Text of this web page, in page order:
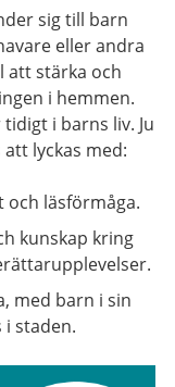
sig till barn
eller andra
att stärka och
i hemmen.
i barns liv. Ju
lyckas med:
läsförmåga.
kunskap kring
med barn i sin
staden.